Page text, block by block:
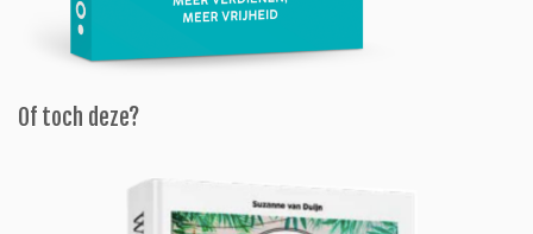
Of toch deze?